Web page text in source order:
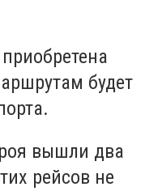
будет
вышли два
рейсов не